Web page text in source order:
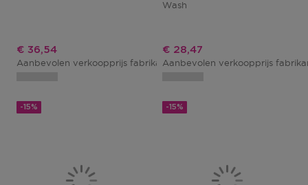
Kortingsprijs
€ 36,54
Aanbevolen verkoopprijs fabrikant€ 42,00
Wash
Kortingsprijs
€ 28,47
Aanbevolen verkoopprijs
-15% -15%